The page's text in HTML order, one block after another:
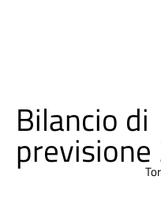
Bilancio di